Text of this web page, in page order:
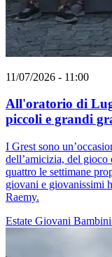
11/07/2026 - 11:00
All'oratorio di
piccoli e grandi
I Grest sono
dell’amicizia, del
quattro le settimane
giovani e giovanissimi
Raemy.
Estate Giovani Bambini